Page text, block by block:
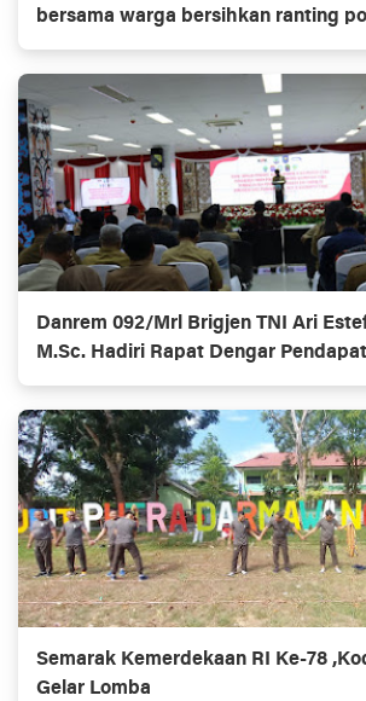
bersama warga bersihkan ranting
jalan
Danrem 092/Mrl Brigjen TNI Ari
M.Sc. Hadiri Rapat Dengar
Daerah Se-Provinsi Kalimantan
Semarak Kemerdekaan RI Ke-78
Gelar Lomba